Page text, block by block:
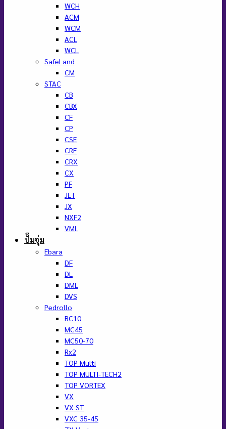
WCH
ACM
WCM
ACL
WCL
SafeLand
CM
STAC
CB
CBX
CF
CP
CSE
CRE
CRX
CX
PF
JET
JX
NXF2
VML
ปั๊มจุ่ม
Ebara
DF
DL
DML
DVS
Pedrollo
BC10
MC45
MC50-70
Rx2
TOP Multi
TOP MULTI-TECH2
TOP VORTEX
VX
VX ST
VXC 35-45